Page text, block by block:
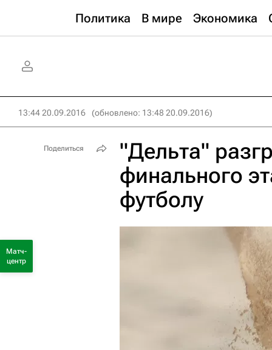
Политика В мире Экономика
13:44 20.09.2016 (обновлено: 13:48 20.09.2016)
"Дельта"
финального
футболу
Поделиться
Матч-
центр